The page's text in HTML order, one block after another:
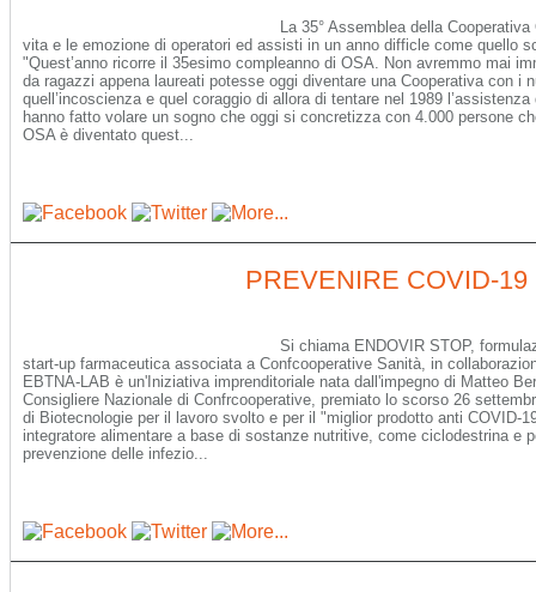
La 35° Assemblea della
vita e le emozione di operatori ed assisti in un anno difficle come quello
"Quest’anno ricorre il 35esimo compleanno di OSA. Non avremmo mai
da ragazzi appena laureati potesse oggi diventare una Cooperativa con i
quell’incoscienza e quel coraggio di allora di tentare nel 1989
hanno fatto volare un sogno che oggi si concretizza con 4.000 persone
OSA è diventato quest...
PREVENIRE COVID-19
Si chiama ENDOVIR STOP,
start-up farmaceutica associata a Confcooperative Sanità, in
EBTNA-LAB è un'Iniziativa imprenditoriale nata dall'impegno di Matteo
Consigliere Nazionale di Confrcooperative, premiato lo scorso 26
di Biotecnologie per il lavoro svolto e per il "miglior prodotto anti COVID-
integratore alimentare a base di sostanze nutritive, come ciclodestrina e
prevenzione delle infezio...